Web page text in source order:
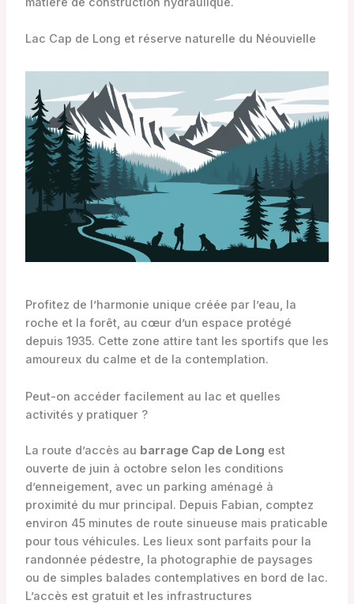
Lac Cap de Long et réserve naturelle du Néouvielle
Profitez de l’harmonie unique créée par l’eau, la
roche et la forêt, au cœur d’un espace protégé
depuis 1935. Cette zone attire tant les sportifs que les
amoureux du calme et de la contemplation.
Peut-on accéder facilement au lac et quelles
activités y pratiquer ?
La route d’accès au barrage Cap de Long est
ouverte de juin à octobre selon les conditions
d’enneigement, avec un parking aménagé à
proximité du mur principal. Depuis Fabian, comptez
environ 45 minutes de route sinueuse mais praticable
pour tous véhicules. Les lieux sont parfaits pour la
randonnée pédestre, la photographie de paysages
ou de simples balades contemplatives en bord de lac.
L’accès est gratuit et les infrastructures